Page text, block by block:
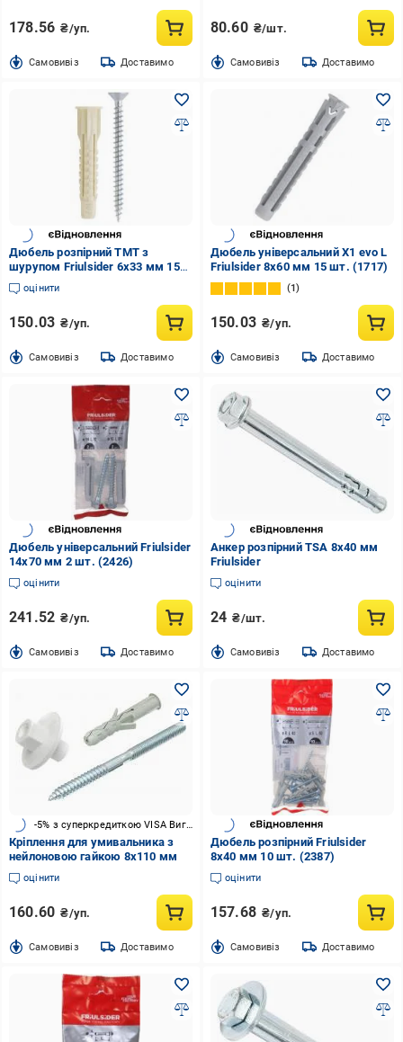
178.56 ₴/уп.
Cамовивіз Доставимо
80.60 ₴/шт.
Cамовивіз Доставимо
Дюбель розпірний TMT з
шурупом Friulsider 6x33 мм 15
шт. (2381)
оцінити
150.03 ₴/уп.
Cамовивіз Доставимо
Дюбель універсальний X1 evo L
Friulsider 8x60 мм 15 шт. (1717)
1
150.03 ₴/уп.
Cамовивіз Доставимо
Дюбель універсальний Friulsider
14x70 мм 2 шт. (2426)
оцінити
241.52 ₴/уп.
Cамовивіз Доставимо
Анкер розпірний TSA 8x40 мм
Friulsider
оцінити
24 ₴/шт.
Cамовивіз Доставимо
-5% з суперкредиткою VISA Вигода
Кріплення для умивальника з
нейлоновою гайкою 8x110 мм
оцінити
160.60 ₴/уп.
Cамовивіз Доставимо
Дюбель розпірний Friulsider
8x40 мм 10 шт. (2387)
оцінити
157.68 ₴/уп.
Cамовивіз Доставимо